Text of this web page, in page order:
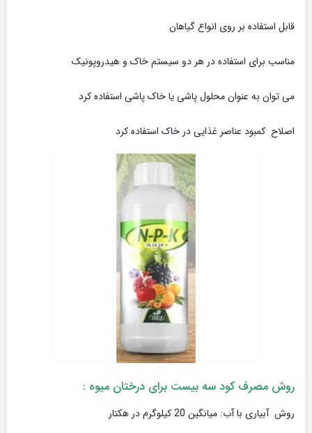
قابل استفاده بر روی انواع گیاهان
مناسب برای استفاده در هر دو سیستم خاک و هیدروپونیک
می توان به عنوان محلول پاشی یا خاک پاشی استفاده کرد
اصلاح کمبود عناصر غذایی در خاک استفاده کرد
روش مصرف کود سه بیست برای درختان میوه :
روش آبیاری با آب: میانگین 20 کیلوگرم در هکتار